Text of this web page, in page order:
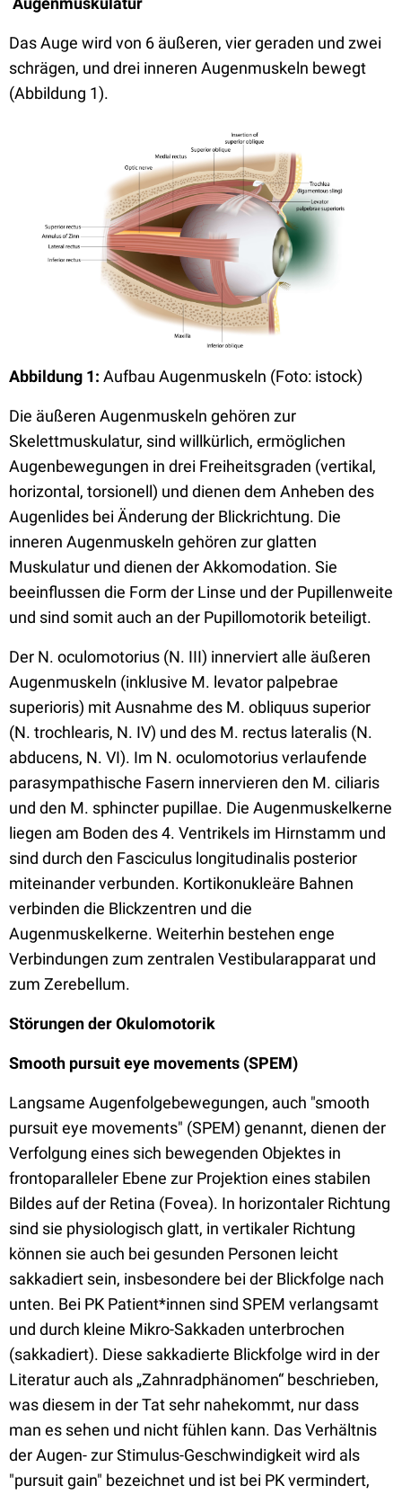
Das Auge wird von 6 äußeren, vier geraden und zwei
schrägen, und drei inneren Augenmuskeln bewegt
(Abbildung 1).
Abbildung 1: Aufbau Augenmuskeln (Foto: istock)
Die äußeren Augenmuskeln gehören zur
Skelettmuskulatur, sind willkürlich, ermöglichen
Augenbewegungen in drei Freiheitsgraden (vertikal,
horizontal, torsionell) und dienen dem Anheben des
Augenlides bei Änderung der Blickrichtung. Die
inneren Augenmuskeln gehören zur glatten
Muskulatur und dienen der Akkomodation. Sie
beeinflussen die Form der Linse und der Pupillenweite
und sind somit auch an der Pupillomotorik beteiligt.
Der N. oculomotorius (N. III) innerviert alle äußeren
Augenmuskeln (inklusive M. levator palpebrae
superioris) mit Ausnahme des M. obliquus superior
(N. trochlearis, N. IV) und des M. rectus lateralis (N.
abducens, N. VI). Im N. oculomotorius verlaufende
parasympathische Fasern innervieren den M. ciliaris
und den M. sphincter pupillae. Die Augenmuskelkerne
liegen am Boden des 4. Ventrikels im Hirnstamm und
sind durch den Fasciculus longitudinalis posterior
miteinander verbunden. Kortikonukleäre Bahnen
verbinden die Blickzentren und die
Augenmuskelkerne. Weiterhin bestehen enge
Verbindungen zum zentralen Vestibularapparat und
zum Zerebellum.
Störungen der Okulomotorik
Smooth pursuit eye movements (SPEM)
Langsame Augenfolgebewegungen, auch "smooth
pursuit eye movements" (SPEM) genannt, dienen der
Verfolgung eines sich bewegenden Objektes in
frontoparalleler Ebene zur Projektion eines stabilen
Bildes auf der Retina (Fovea). In horizontaler Richtung
sind sie physiologisch glatt, in vertikaler Richtung
können sie auch bei gesunden Personen leicht
sakkadiert sein, insbesondere bei der Blickfolge nach
unten. Bei PK Patient*innen sind SPEM verlangsamt
und durch kleine Mikro-Sakkaden unterbrochen
(sakkadiert). Diese sakkadierte Blickfolge wird in der
Literatur auch als „Zahnradphänomen“ beschrieben,
was diesem in der Tat sehr nahekommt, nur dass
man es sehen und nicht fühlen kann. Das Verhältnis
der Augen- zur Stimulus-Geschwindigkeit wird als
"pursuit gain" bezeichnet und ist bei PK vermindert,